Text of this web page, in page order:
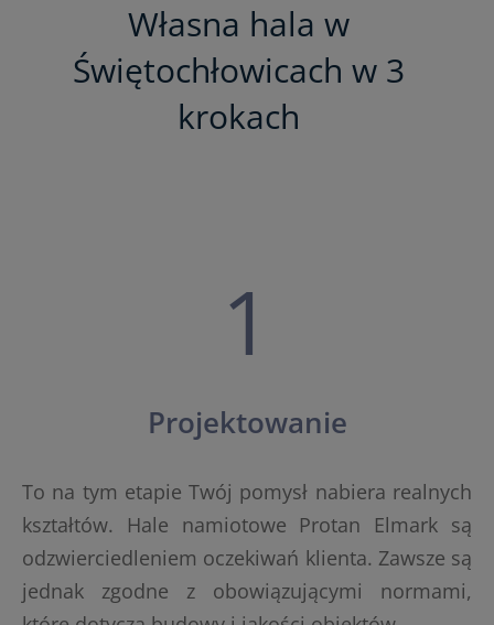
Własna hala w
Świętochłowicach w 3
krokach
1
Projektowanie
To na tym etapie Twój pomysł nabiera realnych
kształtów. Hale namiotowe Protan Elmark są
odzwierciedleniem oczekiwań klienta. Zawsze są
jednak zgodne z obowiązującymi normami,